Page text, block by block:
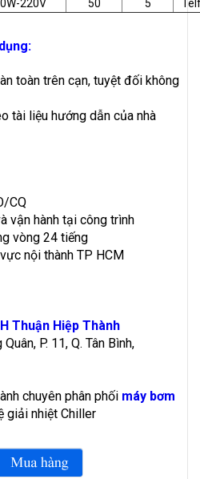
220V 50 5
toàn trên cạn, tuyệt đối không
tài liệu hướng dẫn của nhà
CQ
vận hành tại công trình
vòng 24 tiếng
nội thành TP HCM
Thuận Hiệp Thành
P. 11, Q. Tân Bình,
chuyên phân phối máy bơm
giải nhiệt Chiller